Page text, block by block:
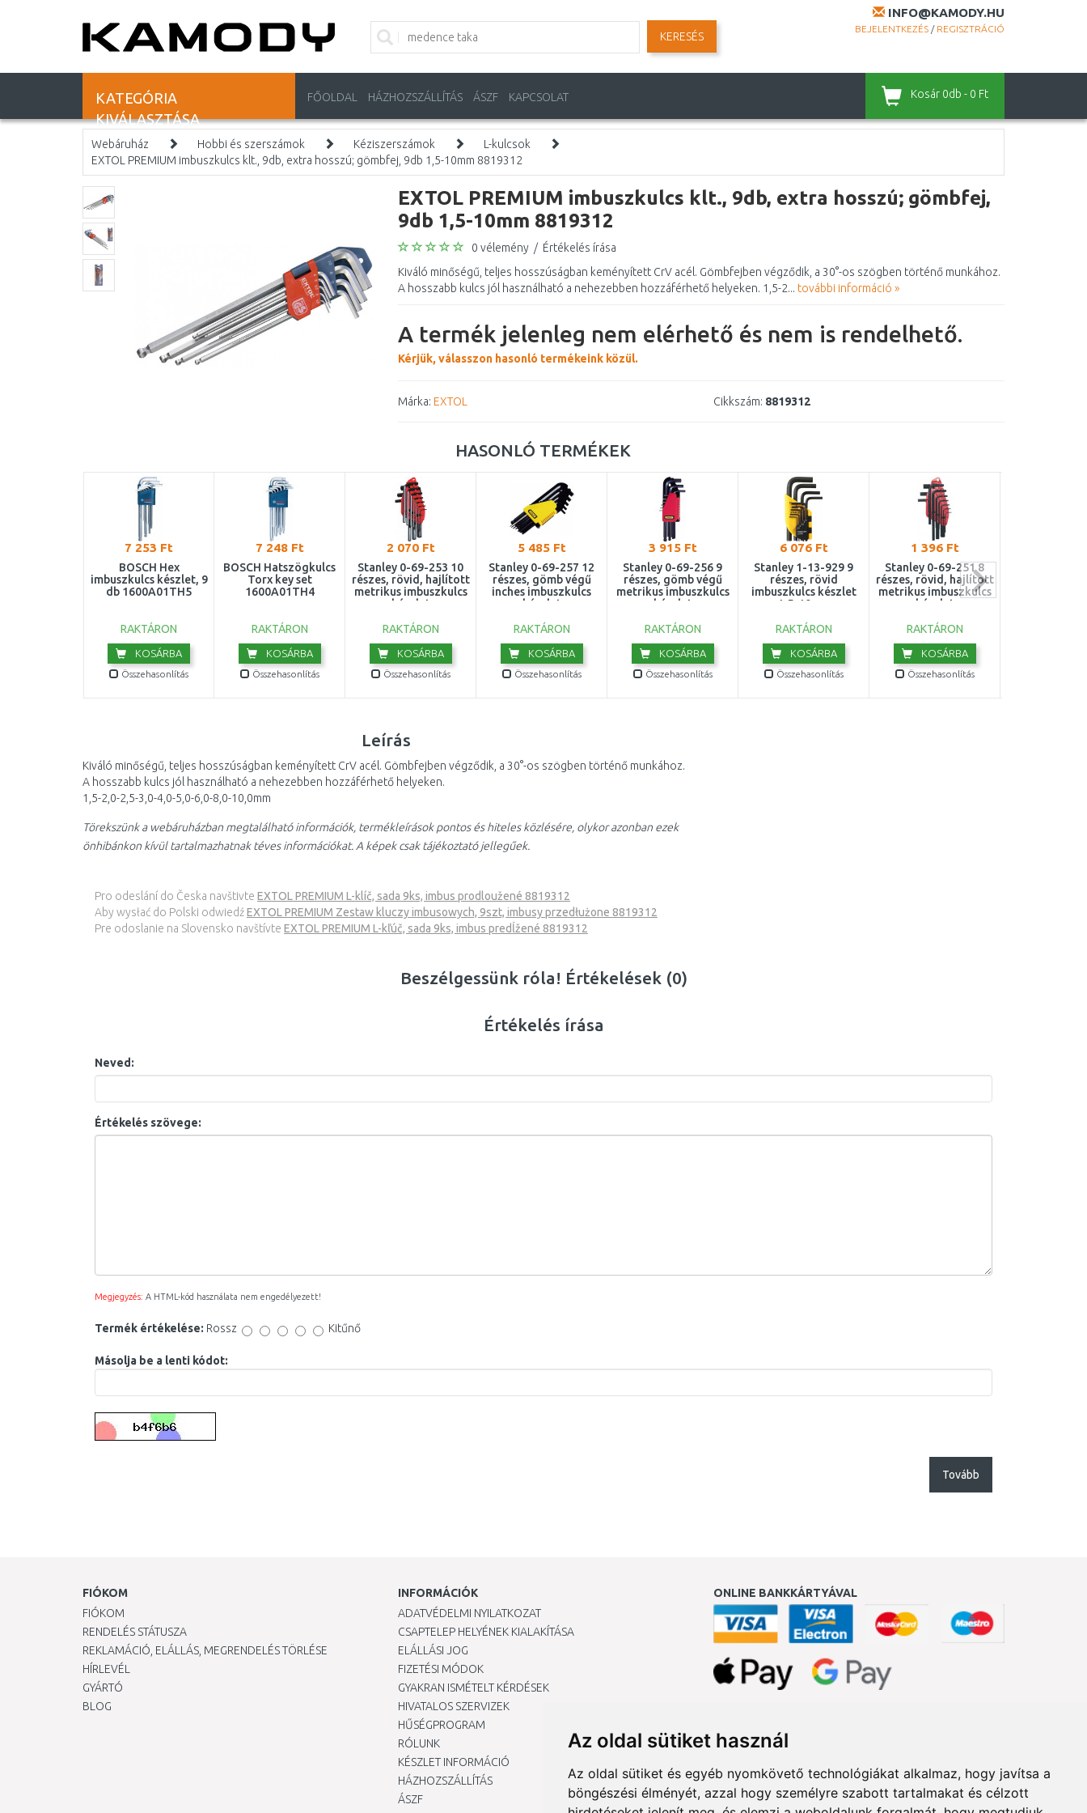
Az oldal sütiket használ
Az oldal sütiket és egyéb nyomkövető technológiákat alkalmaz, hogy javítsa a
böngészési élményét, azzal hogy személyre szabott tartalmakat és célzott
INFO@KAMODY.HU
BEJELENTKEZÉS / REGISZTRÁCIÓ
KERESÉS
KATEGÓRIA
KIVÁLASZTÁSA
FŐOLDAL HÁZHOZSZÁLLÍTÁS ÁSZF KAPCSOLAT Kosár 0db - 0 Ft
Webáruház Hobbi és szerszámok Kéziszerszámok
L-kulcsok
EXTOL PREMIUM imbuszkulcs klt., 9db, extra hosszú; gömbfej, 9db 1,5-10mm 8819312
EXTOL PREMIUM imbuszkulcs klt., 9db, extra hosszú; gömbfej,
9db 1,5-10mm 8819312
0 vélemény / Értékelés írása
Kiváló minőségű, teljes hosszúságban keményített CrV acél. Gömbfejben végződik, a 30°-os szögben történő munkához.
A hosszabb kulcs jól használható a nehezebben hozzáférhető helyeken. 1,5-2... további információ »
A termék jelenleg nem elérhető és nem is rendelhető.
Kérjük, válasszon hasonló termékeink közül.
Márka: EXTOL Cikkszám: 8819312
HASONLÓ TERMÉKEK
7 253 Ft
BOSCH Hex
imbuszkulcs készlet, 9
db 1600A01TH5
RAKTÁRON
KOSÁRBA
Összehasonlítás
7 248 Ft
BOSCH Hatszögkulcs
Torx key set
1600A01TH4
RAKTÁRON
KOSÁRBA
Összehasonlítás
2 070 Ft
Stanley 0-69-253 10
részes, rövid, hajlított
metrikus imbuszkulcs
készlet
RAKTÁRON
KOSÁRBA
Összehasonlítás
5 485 Ft
Stanley 0-69-257 12
részes, gömb végű
inches imbuszkulcs
készlet
RAKTÁRON
KOSÁRBA
Összehasonlítás
3 915 Ft
Stanley 0-69-256 9
részes, gömb végű
metrikus imbuszkulcs
készlet
RAKTÁRON
KOSÁRBA
Összehasonlítás
6 076 Ft
Stanley 1-13-929 9
részes, rövid
imbuszkulcs készlet
1,5-10mm
RAKTÁRON
KOSÁRBA
Összehasonlítás
1 396 Ft
Stanley 0-69-251 8
részes, rövid, hajlított
metrikus imbuszkulcs
készlet
RAKTÁRON
KOSÁRBA
Összehasonlítás
Leírás
Kiváló minőségű, teljes hosszúságban keményített CrV acél. Gömbfejben végződik, a 30°-os szögben történő munkához.
A hosszabb kulcs jól használható a nehezebben hozzáférhető helyeken.
1,5-2,0-2,5-3,0-4,0-5,0-6,0-8,0-10,0mm
Törekszünk a webáruházban megtalálható információk, termékleírások pontos és hiteles közlésére, olykor azonban ezek
önhibánkon kívül tartalmazhatnak téves információkat. A képek csak tájékoztató jellegűek.
Pro odeslání do Česka navštivte EXTOL PREMIUM L-klíč, sada 9ks, imbus prodloužené 8819312
Aby wysłać do Polski odwiedźEXTOL PREMIUM Zestaw kluczy imbusowych, 9szt, imbusy przedłużone 8819312
Pre odoslanie na Slovensko navštívte EXTOL PREMIUM L-kľúč, sada 9ks, imbus predĺžené 8819312
Beszélgessünk róla! Értékelések (0)
Értékelés írása
Neved:
Értékelés szövege:
Megjegyzés: A HTML-kód használata nem engedélyezett!
Termék értékelése: Rossz Kitűnő
Másolja be a lenti kódot:
Tovább
FIÓKOM
FIÓKOM
RENDELÉS STÁTUSZA
REKLAMÁCIÓ, ELÁLLÁS, MEGRENDELÉS TÖRLÉSE
HÍRLEVÉL
GYÁRTÓ
BLOG
INFORMÁCIÓK
ADATVÉDELMI NYILATKOZAT
CSAPTELEP HELYÉNEK KIALAKÍTÁSA
ELÁLLÁSI JOG
FIZETÉSI MÓDOK
GYAKRAN ISMÉTELT KÉRDÉSEK
HIVATALOS SZERVIZEK
HŰSÉGPROGRAM
RÓLUNK
KÉSZLET INFORMÁCIÓ
HÁZHOZSZÁLLÍTÁS
ÁSZF
ONLINE BANKKÁRTYÁVAL